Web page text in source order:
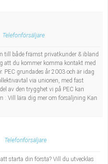
Telefonförsäljare
till både främst privatkunder & ibland
att du kommer komma kontakt med
PEC grundades år 2003 och är idag
via unionen, med fast
av den trygghet vi på PEC kan
: Vill lära dig mer om försäljning Kan
Telefonförsäljare
starta din första? Vill du utvecklas